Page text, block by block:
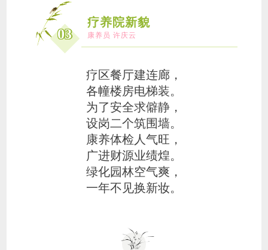
03
疗养院新貌
康养员 许庆云
疗区餐厅建连廊，
各幢楼房电梯装。
为了安全求僻静，
设岗二个筑围墙。
康养体检人气旺，
广进财源业绩煌。
绿化园林空气爽，
一年不见换新妆。